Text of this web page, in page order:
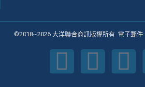
©2018~2026 大洋聯合商訊版權所有. 電子郵件: